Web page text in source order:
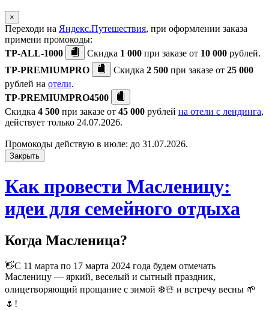
×
Переходи на Яндекс.Путешествия, при оформлении заказа
примени промокоды:
TP-ALL-1000
Скидка 1 000 при заказе от 10 000 рублей.
TP-PREMIUMPRO
Скидка 2 500 при заказе от 25 000
рублей на отели.
TP-PREMIUMPRO4500
Скидка 4 500 при заказе от 45 000 рублей на отели с лендинга,
действует только 24.07.2026.
Промокоды действую в июле: до 31.07.2026.
Закрыть
Как провести Масленицу:
идеи для семейного отдыха
Когда Масленица?
👋С 11 марта по 17 марта 2024 года будем отмечать
Масленицу — яркий, веселый и сытный праздник,
олицетворяющий прощание с зимой ❄️☃️ и встречу весны 🌱
🌷!